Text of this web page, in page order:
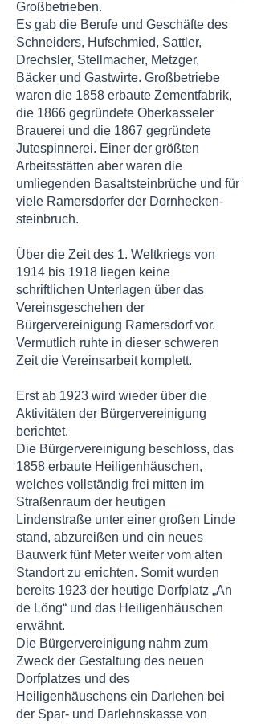
Großbetrieben.
Es gab die Berufe und Geschäfte des
Schneiders, Hufschmied, Sattler,
Drechsler, Stellmacher, Metzger,
Bäcker und Gastwirte. Großbetriebe
waren die 1858 erbaute Zementfabrik,
die 1866 gegründete Oberkasseler
Brauerei und die 1867 gegründete
Jutespinnerei. Einer der größten
Arbeitsstätten aber waren die
umliegenden Basaltsteinbrüche und für
viele Ramersdorfer der Dornhecken-
steinbruch.
Über die Zeit des 1. Weltkriegs von
1914 bis 1918 liegen keine
schriftlichen Unterlagen über das
Vereinsgeschehen der
Bürgervereinigung Ramersdorf vor.
Vermutlich ruhte in dieser schweren
Zeit die Vereinsarbeit komplett.
Erst ab 1923 wird wieder über die
Aktivitäten der Bürgervereinigung
berichtet.
Die Bürgervereinigung beschloss, das
1858 erbaute Heiligenhäuschen,
welches vollständig frei mitten im
Straßenraum der heutigen
Lindenstraße unter einer großen Linde
stand, abzureißen und ein neues
Bauwerk fünf Meter weiter vom alten
Standort zu errichten. Somit wurden
bereits 1923 der heutige Dorfplatz „An
de Löng“ und das Heiligenhäuschen
erwähnt.
Die Bürgervereinigung nahm zum
Zweck der Gestaltung des neuen
Dorfplatzes und des
Heiligenhäuschens ein Darlehen bei
der Spar- und Darlehnskasse von